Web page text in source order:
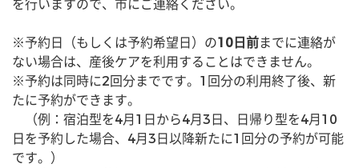
を行いますので、市にご連絡ください。
※予約日（もしくは予約希望日）の10日前までに連絡が
ない場合は、産後ケアを利用することはできません。
※予約は同時に2回分までです。1回分の利用終了後、新
たに予約ができます。
（例：宿泊型を4月1日から4月3日、日帰り型を4月10
日を予約した場合、4月3日以降新たに1回分の予約が可能
です。）